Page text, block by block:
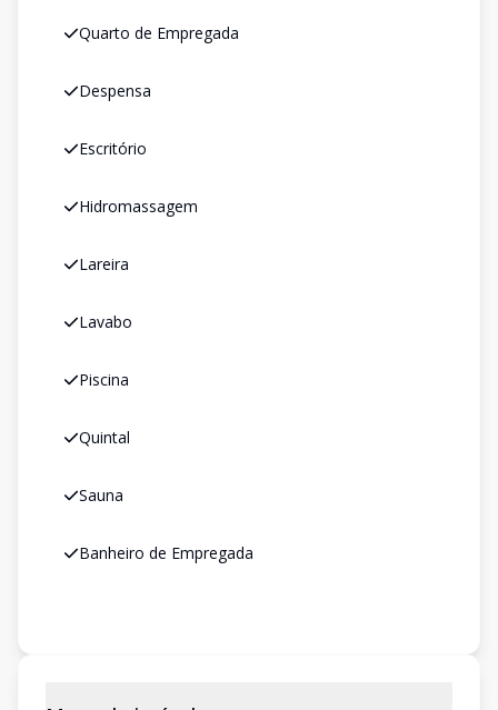
Quarto de Empregada
Despensa
Escritório
Hidromassagem
Lareira
Lavabo
Piscina
Quintal
Sauna
Banheiro de Empregada